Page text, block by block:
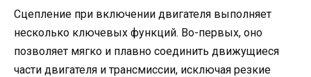
Сцепление при включении двигателя выполняет
несколько ключевых функций. Во-первых, оно
позволяет мягко и плавно соединить движущиеся
части двигателя и трансмиссии, исключая резкие